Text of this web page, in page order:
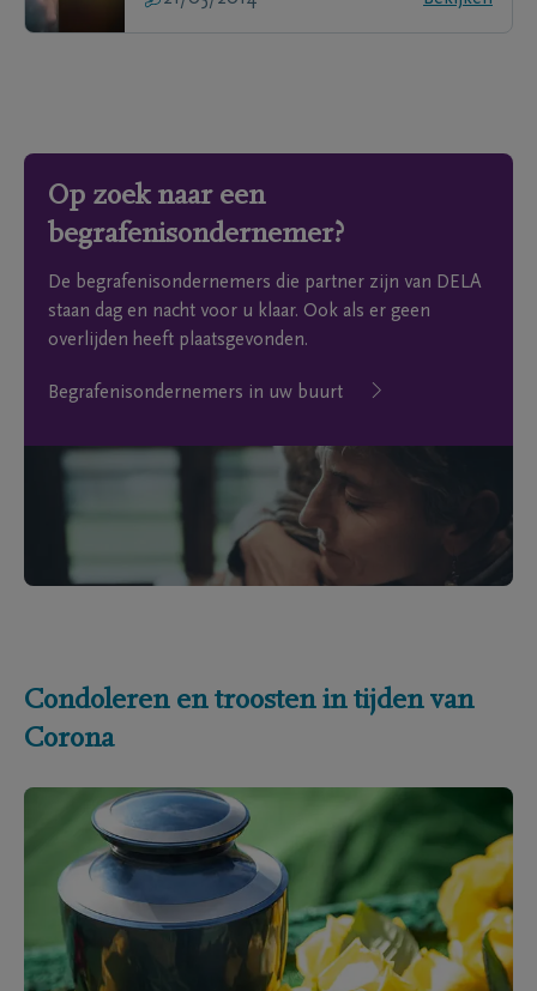
Op zoek naar een
begrafenisondernemer?
De begrafenisondernemers die partner zijn van DELA
staan dag en nacht voor u klaar. Ook als er geen
overlijden heeft plaatsgevonden.
Begrafenisondernemers in uw buurt
Condoleren en troosten in tijden van
Corona